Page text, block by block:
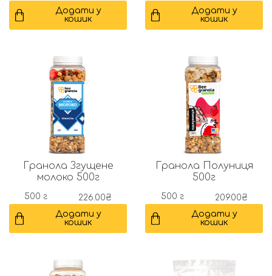
Додати у
кошик
Додати у
кошик
Гранола Згущене
молоко 500г
500 г 226.00₴
Додати у
кошик
Гранола Полуниця
500г
500 г 209.00₴
Додати у
кошик